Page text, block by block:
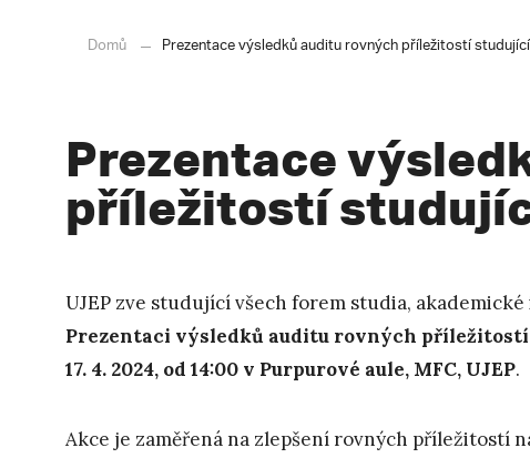
Domů Prezentace výsledků auditu rovných příležitostí
Prezentace
příležitostí
UJEP zve studující všech forem studia,
Prezentaci výsledků auditu rovných příležitostí
17. 4. 2024, od 14:00 v Purpurové aule, MFC, UJEP.
Akce je zaměřená na zlepšení rovných příležitostí